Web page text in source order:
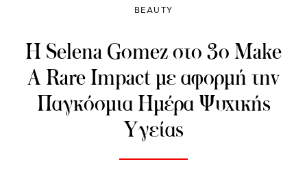
BEAUTY
Η Selena Gomez στο 3ο Make
A Rare Impact με αφορμή την
Παγκόσμια Ημέρα Ψυχικής
Υγείας